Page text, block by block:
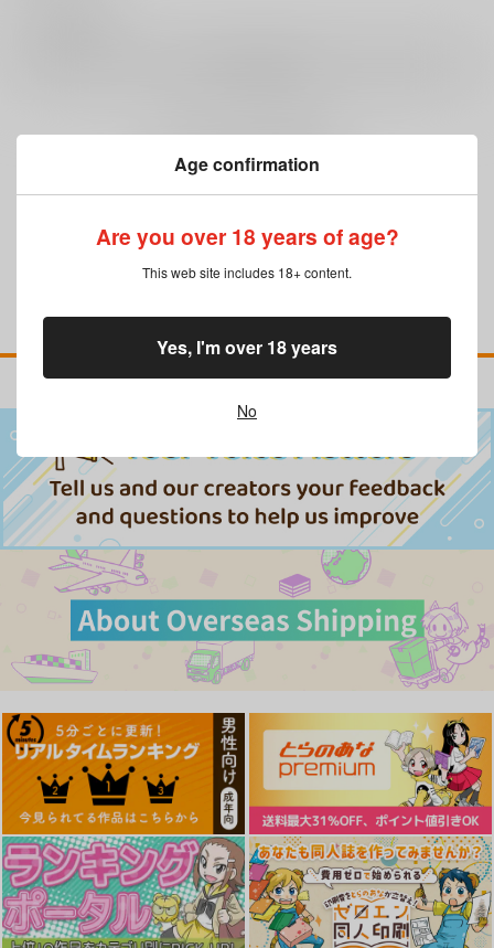
Age confirmation
Are you over 18 years of age?
This web site includes 18+ content.
No
Yes, I'm over 18 years